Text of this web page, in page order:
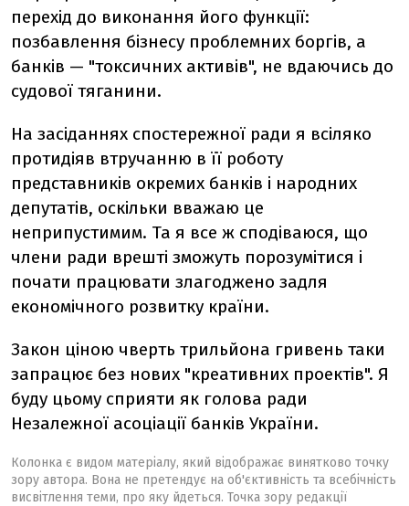
перехід до виконання його функції:
позбавлення бізнесу проблемних боргів, а
банків — "токсичних активів", не вдаючись до
судової тяганини.
На засіданнях спостережної ради я всіляко
протидіяв втручанню в її роботу
представників окремих банків і народних
депутатів, оскільки вважаю це
неприпустимим. Та я все ж сподіваюся, що
члени ради врешті зможуть порозумітися і
почати працювати злагоджено задля
економічного розвитку країни.
Закон ціною чверть трильйона гривень таки
запрацює без нових "креативних проектів". Я
буду цьому сприяти як голова ради
Незалежної асоціації банків України.
Колонка є видом матеріалу, який відображає винятково точку
зору автора. Вона не претендує на об'єктивність та всебічність
висвітлення теми, про яку йдеться. Точка зору редакції